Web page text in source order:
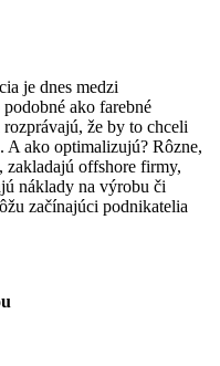
je dnes medzi
ako farebné
že by to chceli
A ako optimalizujú? Rôzne,
, zakladajú offshore firmy,
náklady na výrobu či
začínajúci podnikatelia